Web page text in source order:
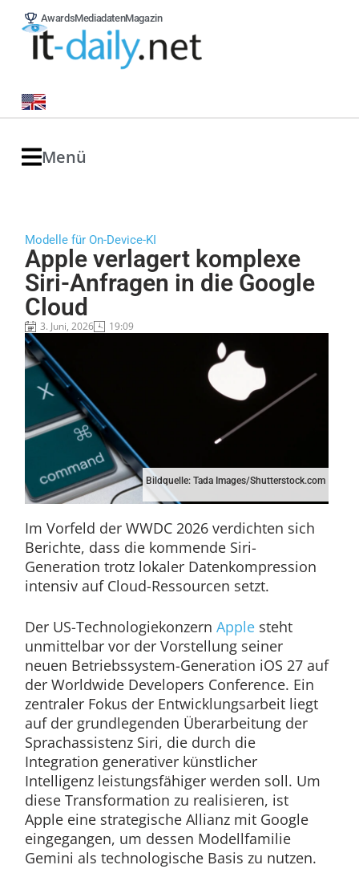
AwardsMediadatenMagazin
Menü
Modelle für On-Device-KI
Apple verlagert komplexe
Siri-Anfragen in die Google
Cloud
3. Juni, 2026 19:09
Bildquelle: Tada Images/Shutterstock.com
Im Vorfeld der WWDC 2026 verdichten sich
Berichte, dass die kommende Siri-
Generation trotz lokaler Datenkompression
intensiv auf Cloud-Ressourcen setzt.
Der US-Technologiekonzern Applesteht
unmittelbar vor der Vorstellung seiner
neuen Betriebssystem-Generation iOS 27 auf
der Worldwide Developers Conference. Ein
zentraler Fokus der Entwicklungsarbeit liegt
auf der grundlegenden Überarbeitung der
Sprachassistenz Siri, die durch die
Integration generativer künstlicher
Intelligenz leistungsfähiger werden soll. Um
diese Transformation zu realisieren, ist
Apple eine strategische Allianz mit Google
eingegangen, um dessen Modellfamilie
Gemini als technologische Basis zu nutzen.